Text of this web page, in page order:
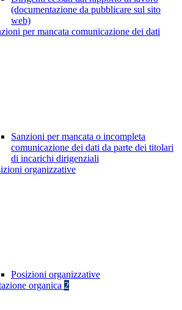
(documentazione da pubblicare sul sito
web)
per mancata comunicazione dei dati
Sanzioni per mancata o incompleta
comunicazione dei dati da parte dei titolari
di incarichi dirigenziali
organizzative
Posizioni organizzative
organica 2